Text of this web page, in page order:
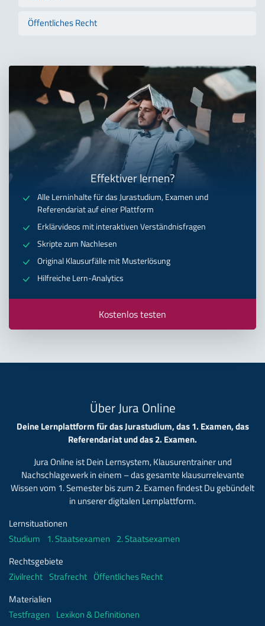
Öffentliches Recht
Effektiver lernen?
Alle Lerninhalte für das Jurastudium, Examen und
Referendariat auf einer Plattform
Erklärvideos mit interaktiven Verständnisfragen
Skripte zum Nachlesen
Original Klausurfälle mit Musterlösung
Hilfreiche Lern-Analytics
Kostenlos testen
Über Jura Online
Deine Lernplattform für das Jurastudium, das 1. Examen, das
Referendariat und das 2. Examen.
Jura Online ist Dein Lernsystem, Klausurentrainer und
Nachschlagewerk in einem – das gesamte klausurrelevante
Wissen vom 1. Semester bis zum 2. Examen findest Du gebündelt
in unserer digitalen Lernplattform.
Lernsituationen
Studium 1. Staatsexamen 2. Staatsexamen
Rechtsgebiete
Zivilrecht Strafrecht Öffentliches Recht
Materialien
Testfragen Lexikon & Definitionen